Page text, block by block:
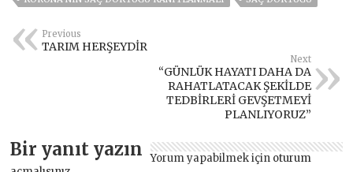
Previous
TARIM HERŞEYDİR
Next
“GÜNLÜK HAYATI DAHA DA
RAHATLATACAK ŞEKİLDE
TEDBİRLERİ GEVŞETMEYİ
PLANLIYORUZ”
Bir yanıt yazın Yorum yapabilmek için oturum